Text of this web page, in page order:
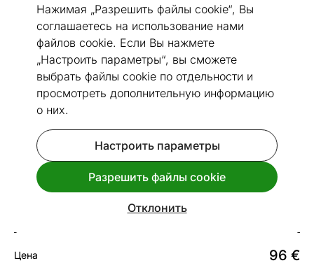
Нажимая „Разрешить файлы cookie“, Вы
соглашаетесь на использование нами
файлов cookie. Если Вы нажмете
„Настроить параметры“, вы сможете
выбрать файлы cookie по отдельности и
просмотреть дополнительную информацию
о них.
Настроить параметры
Разрешить файлы cookie
Отклонить
Перейти к слайду 1
Перейти к слайду 2
Перейти к слайду 3
Перейти к слайду 4
Посмотреть похожие
Сделано в Эстонии Быстрая доставка!
NARMA пластиковый ковер Hullo
caramel 70x350 см
Код 182682
Срок доставки между 13.08 - 20.08
Цена 96 €